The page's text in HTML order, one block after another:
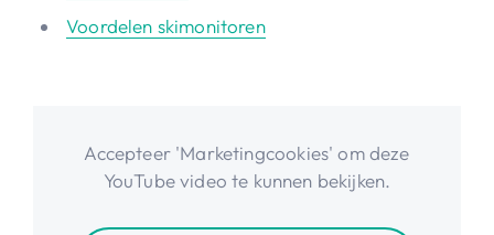
Voordelen skimonitoren
Accepteer 'Marketingcookies' om deze
YouTube video te kunnen bekijken.